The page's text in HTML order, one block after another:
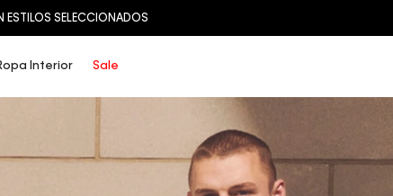
ESTILOS SELECCIONADOS
Interior Sale